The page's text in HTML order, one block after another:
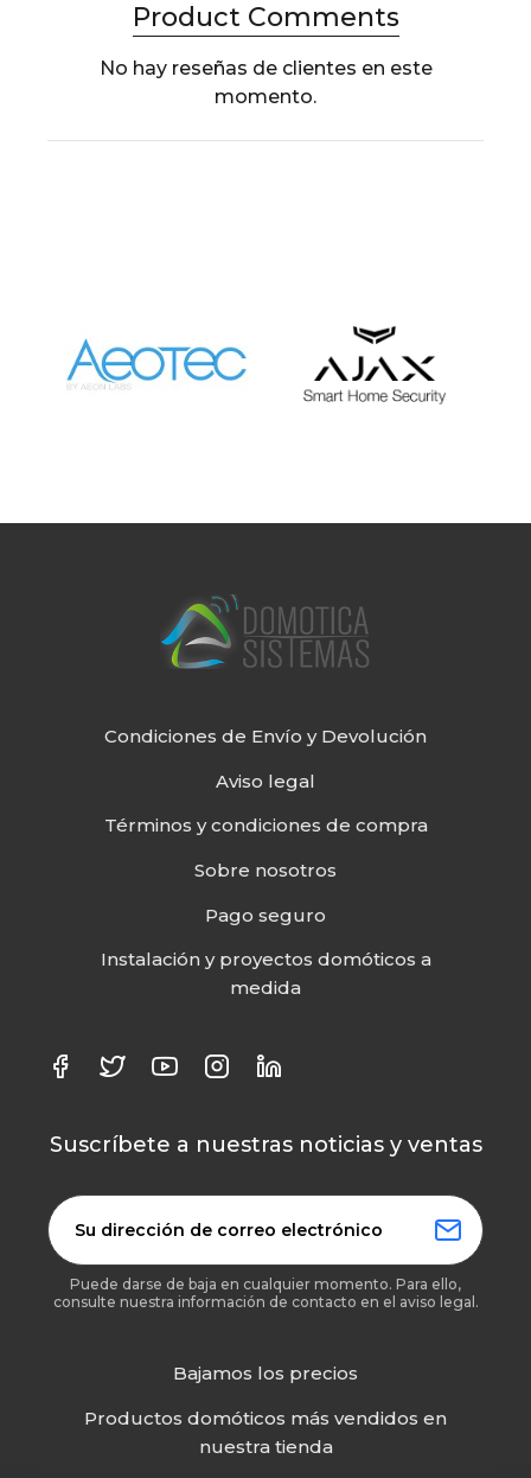
Product Comments
No hay reseñas de clientes en este
momento.
Condiciones de Envío y Devolución
Aviso legal
Términos y condiciones de compra
Sobre nosotros
Pago seguro
Instalación y proyectos domóticos a
medida
Suscríbete a nuestras noticias y ventas
Puede darse de baja en cualquier momento. Para ello,
consulte nuestra información de contacto en el aviso legal.
Bajamos los precios
Productos domóticos más vendidos en
nuestra tienda